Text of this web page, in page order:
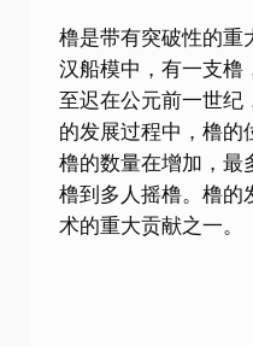
橹是带有突破性的重
汉船模中，有一支橹
至迟在公元前一世纪
的发展过程中，橹的
橹的数量在增加，
橹到多人摇橹。橹的
术的重大贡献之一。